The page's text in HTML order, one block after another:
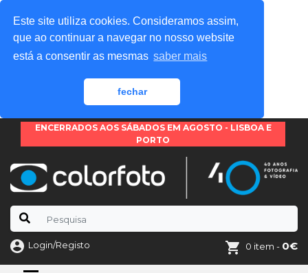
Este site utiliza cookies. Consideramos assim,
que ao continuar a navegar no nosso website
está a consentir as mesmas saber mais
fechar
ENCERRADOS AOS SÁBADOS EM AGOSTO - LISBOA E
PORTO
Login/Registo 0 item - 0€